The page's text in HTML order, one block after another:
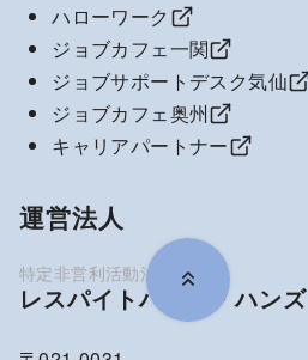
ハローワーク
ジョブカフェ一関
ジョブサポートデスク気仙
ジョブカフェ奥州
キャリアパートナー
運営法人
レスパイトハウス・ハンズ